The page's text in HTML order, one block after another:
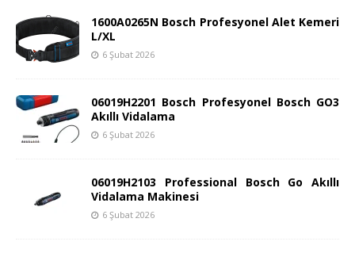
1600A0265N Bosch Profesyonel Alet Kemeri
L/XL
6 Şubat 2026
06019H2201 Bosch Profesyonel Bosch GO3
Akıllı Vidalama
6 Şubat 2026
06019H2103 Professional Bosch Go Akıllı
Vidalama Makinesi
6 Şubat 2026